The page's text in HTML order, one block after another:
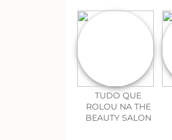
TUDO QUE
ROLOU NA THE
BEAUTY SALON